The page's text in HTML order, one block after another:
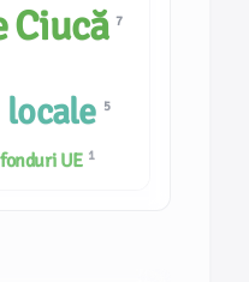
fonduri UE 1
locale 5
Ciucă7